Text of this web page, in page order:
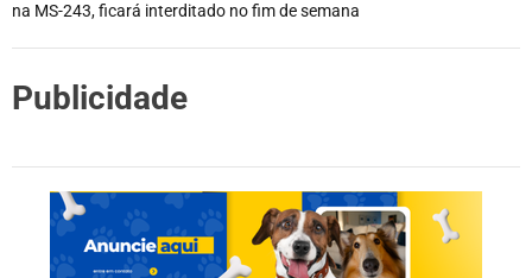
na MS-243, ficará interditado no fim de semana
Publicidade